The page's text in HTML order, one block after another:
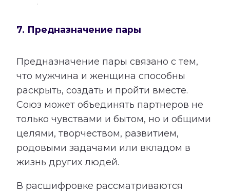
7. Предназначение пары
Предназначение пары связано с тем,
что мужчина и женщина способны
раскрыть, создать и пройти вместе.
Союз может объединять партнеров не
только чувствами и бытом, но и общими
целями, творчеством, развитием,
родовыми задачами или вкладом в
жизнь других людей.
В расшифровке рассматриваются